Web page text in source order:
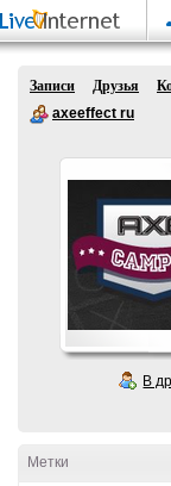
Записи Друзья
axeeffect ru
В
Метки